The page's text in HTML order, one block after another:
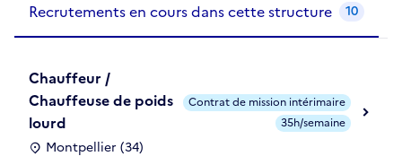
Recrutements en cours dans cette structure 10
Chauffeur /
Chauffeuse de poids
lourd
Montpellier (34)
Contrat de mission intérimaire
35h/semaine